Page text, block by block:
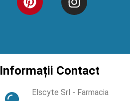
Informații Contact
Elscyte Srl - Farmacia